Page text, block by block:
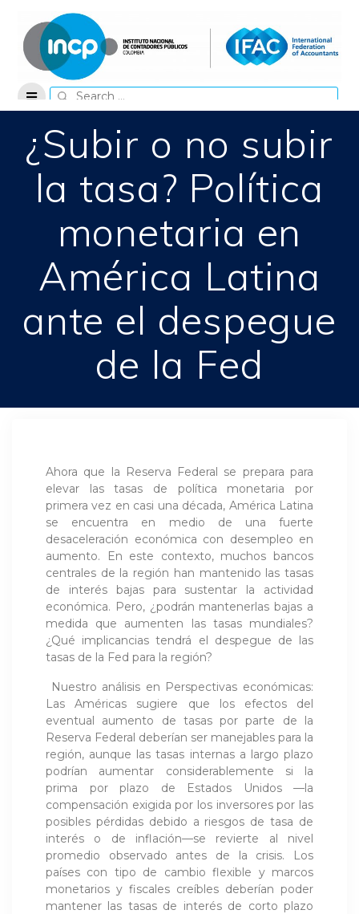
content
Search
for:
¿Subir o no subir
la tasa? Política
monetaria en
América Latina
ante el despegue
de la Fed
Ahora que la Reserva Federal se prepara para
elevar las tasas de política monetaria por
primera vez en casi una década, América Latina
se encuentra en medio de una fuerte
desaceleración económica con desempleo en
aumento. En este contexto, muchos bancos
centrales de la región han mantenido las tasas
de interés bajas para sustentar la actividad
económica. Pero, ¿podrán mantenerlas bajas a
medida que aumenten las tasas mundiales?
¿Qué implicancias tendrá el despegue de las
tasas de la Fed para la región?
Nuestro análisis en Perspectivas económicas:
Las Américas sugiere que los efectos del
eventual aumento de tasas por parte de la
Reserva Federal deberían ser manejables para la
región, aunque las tasas internas a largo plazo
podrían aumentar considerablemente si la
prima por plazo de Estados Unidos —la
compensación exigida por los inversores por las
posibles pérdidas debido a riesgos de tasa de
interés o de inflación—se revierte al nivel
promedio observado antes de la crisis. Los
países con tipo de cambio flexible y marcos
monetarios y fiscales creíbles deberían poder
mantener las tasas de interés de corto plazo